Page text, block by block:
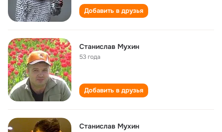
Добавить в друзья
Станислав Мухин
53 года
Добавить в друзья
Станислав Мухин